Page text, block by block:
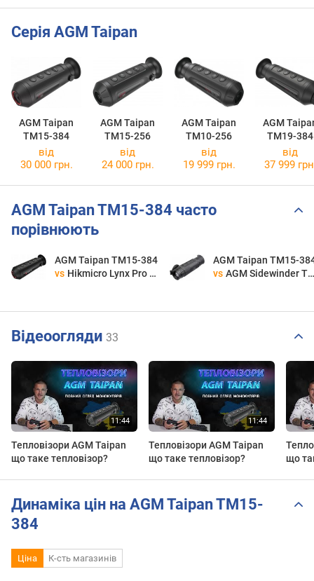
Серія AGM Taipan
AGM Taipan
TM15-384
AGM Taipan
TM15-256
AGM Taipan
TM10-256
AGM
TM19-384
від
30 000 грн.
від
24 000 грн.
від
19 999 грн.
від
37 999
AGM Taipan TM15-384 часто
порівнюють
AGM Taipan TM15-384
vs Hikmicro Lynx Pro LH15
AGM Taipan TM15-
vs AGM Sidewinder TM35-640
Відеоогляди 33
Тепловізори AGM Taipan
що таке тепловізор?
Тепловізори AGM Taipan
що таке тепловізор?
що
Динаміка цін на AGM Taipan TM15-
384
Ціна К-сть магазинів